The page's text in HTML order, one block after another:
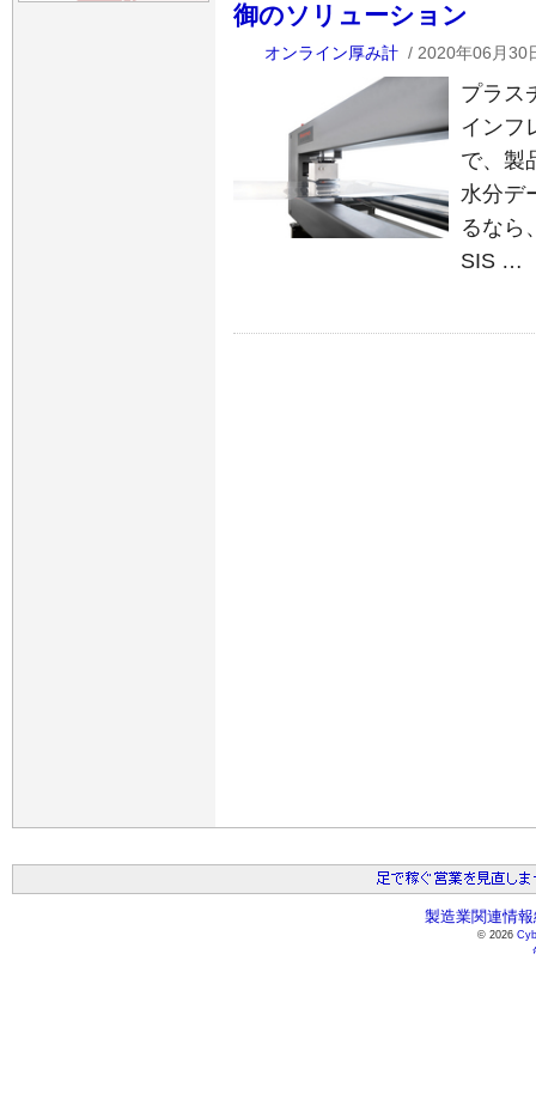
御のソリューション
オンライン厚み計 / 2020年06月30
プラス
インフ
で、製
水分デ
るなら
SIS …
製造業関連情
© 2026